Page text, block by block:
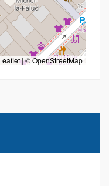
|©OpenStreetMap